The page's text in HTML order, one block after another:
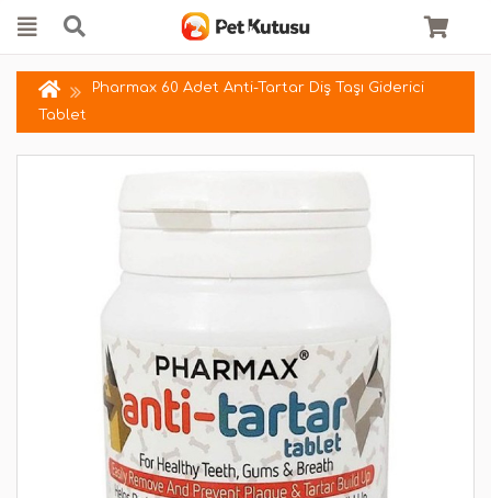
Pharmax 60 Adet Anti-Tartar Diş Taşı Giderici
Tablet